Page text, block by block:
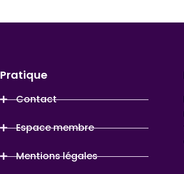
Pratique
Contact
Espace membre
Mentions légales